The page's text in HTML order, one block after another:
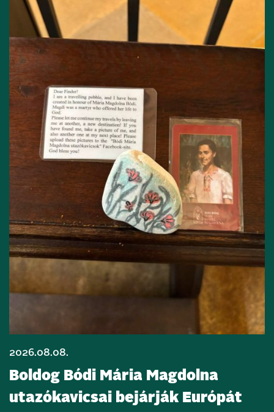
2026.08.08.
Boldog Bódi Mária Magdolna
utazókavicsai bejárják Európát